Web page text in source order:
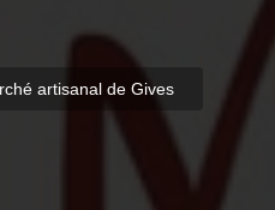
artisanal de Gives